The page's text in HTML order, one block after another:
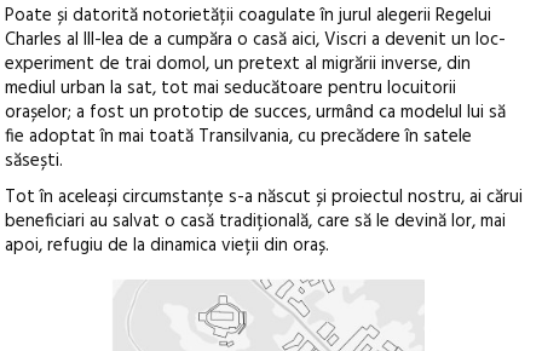
Poate și datorită notorietății coagulate în jurul alegerii Regelui
Charles al III-lea de a cumpăra o casă aici, Viscri a devenit un loc-
experiment de trai domol, un pretext al migrării inverse, din
mediul urban la sat, tot mai seducătoare pentru locuitorii
orașelor; a fost un prototip de succes, urmând ca modelul lui să
fie adoptat în mai toată Transilvania, cu precădere în satele
săsești.
Tot în aceleași circumstanțe s-a născut și proiectul nostru, ai cărui
beneficiari au salvat o casă tradițională, care să le devină lor, mai
apoi, refugiu de la dinamica vieții din oraș.